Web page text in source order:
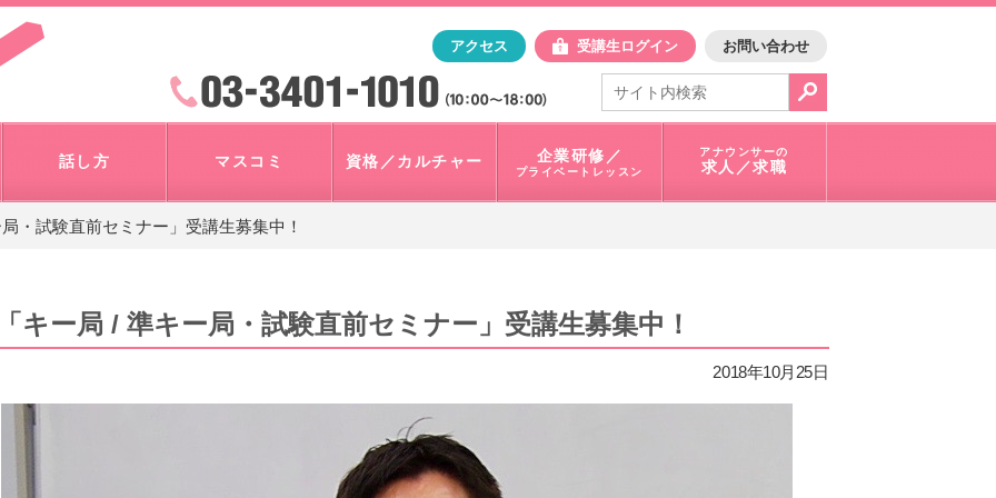
「アナウンサー・マスコミを目指すなら"アスク"」テレビ朝日アスク
アクセス 受講生ログイン お問い合わせ
電話で問合せ：
03-3401-1010
検索
話し方 マスコミ 資格／カルチャー 企業研修／
プライベートレッスン
アナウンサーの
求人／求職
・試験直前セミナー」受講生募集中！
キー局 / 準キー局・試験直前セミナー」受講生募集中！
2018年10月25日